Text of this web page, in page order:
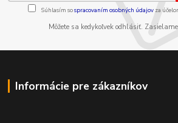
Súhlasím sospracovaním osobných údajov za
Môžete sa kedykoľvek odhlásiť.
Informácie pre zákazníkov